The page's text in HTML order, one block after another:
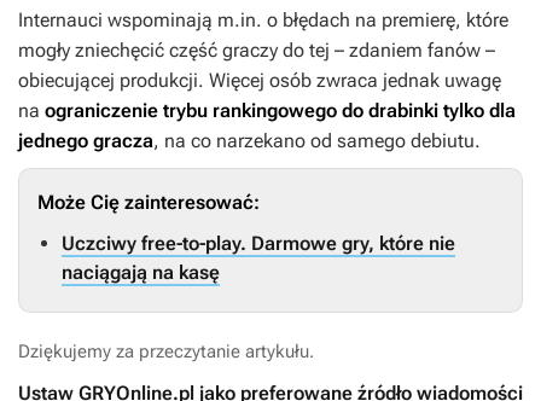
Internauci wspominają m.in. o błędach na premierę, które
mogły zniechęcić część graczy do tej – zdaniem fanów –
obiecującej produkcji. Więcej osób zwraca jednak uwagę
na ograniczenie trybu rankingowego do drabinki tylko dla
jednego gracza, na co narzekano od samego debiutu.
Może Cię zainteresować:
Uczciwy free-to-play. Darmowe gry, które nie
naciągają na kasę
Dziękujemy za przeczytanie artykułu.
Ustaw GRYOnline.pl jako preferowane źródło wiadomości